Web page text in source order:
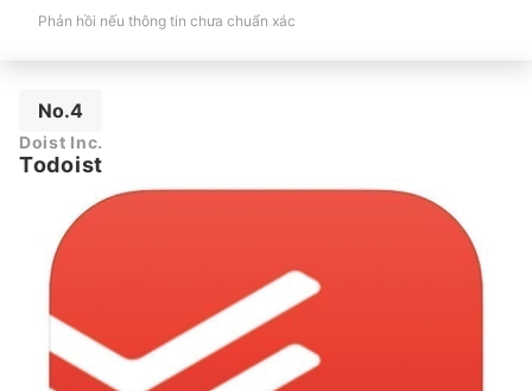
Phản hồi nếu thông tin chưa chuẩn xác
No.4
Doist Inc.
Todoist